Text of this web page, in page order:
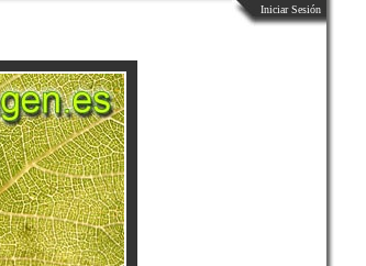
Iniciar Sesión